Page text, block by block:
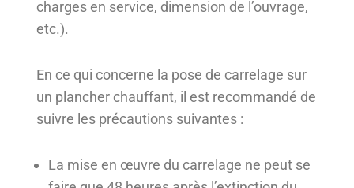
charges en service, dimension de l’ouvrage,
etc.).
En ce qui concerne la pose de carrelage sur
un plancher chauffant, il est recommandé de
suivre les précautions suivantes :
La mise en œuvre du carrelage ne peut se